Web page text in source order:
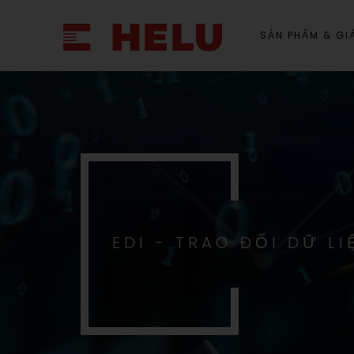
SẢN PHẨM &
EDI - TRAO ĐỔI DỮ